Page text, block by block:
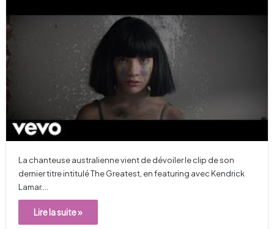
La chanteuse australienne vient de dévoiler le clip de son
dernier titre intitulé The Greatest, en featuring avec Kendrick
Lamar.…
Lire la suite »